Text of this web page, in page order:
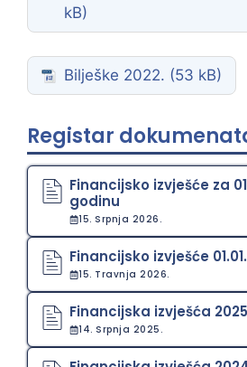
Bilješke 2022.
Registar
Financijsko izvješće za
godinu
15. Srpnja 2026.
Financijsko izvješće
15. Travnja 2026.
Financijska izvješća
14. Srpnja 2025.